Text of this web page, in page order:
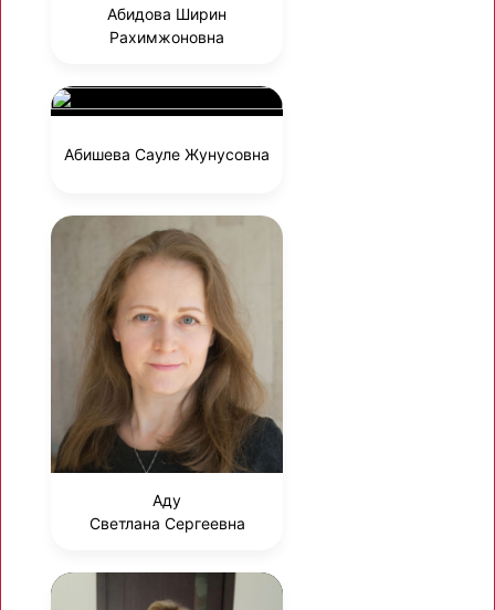
Абидова Ширин
Рахимжоновна
Абишева Сауле Жунусовна
Аду
Светлана Сергеевна